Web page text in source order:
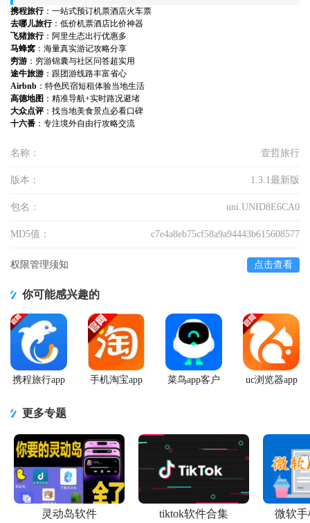
携程旅行：一站式预订机票酒店火车票
去哪儿旅行：低价机票酒店比价神器
飞猪旅行：阿里生态出行优惠多
马蜂窝 ：海量真实游记攻略分享
穷游 ：穷游锦囊与社区问答超实用
途牛旅游 ：跟团游线路丰富省心
Airbnb ：特色民宿短租体验当地生活
高德地图 ：精准导航+实时路况避堵
大众点评 ：找当地美食景点必看口碑
十六番 ：专注境外自由行攻略交流
名称： 壹哲旅行
版本： 1.3.1最新版
包名： uni.UNID8E6CA0
MD5值： c7e4a8eb75cf58a9a94443b615608577
权限管理须知 点击查看
你可能感兴趣的
携程旅行app
手机淘宝app
菜鸟app客户
uc浏览器app
更多专题
灵动岛软件 tiktok软件合集 微软手